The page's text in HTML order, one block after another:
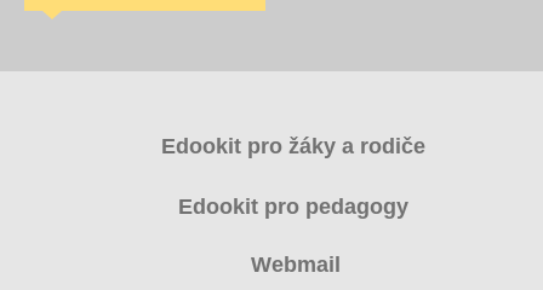
Edookit pro žáky a rodiče
Edookit pro pedagogy
Webmail